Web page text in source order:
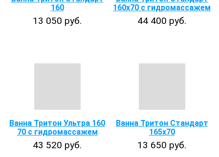
160
13 050 руб.
160х70 с гидромассажем
44 400 руб.
Ванна Тритон Ультра 160
70 с гидромассажем
43 520 руб.
Ванна Тритон Стандарт
165х70
13 650 руб.